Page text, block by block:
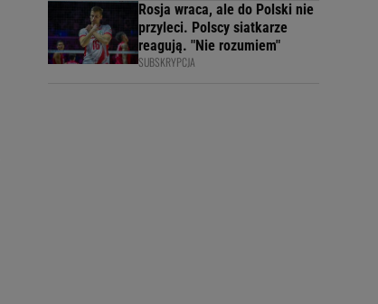
Rosja wraca, ale do Polski nie
przyleci. Polscy siatkarze
reagują. "Nie rozumiem"
SUBSKRYPCJA